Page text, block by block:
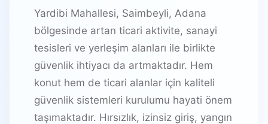
Yardibi Mahallesi, Saimbeyli, Adana
bölgesinde artan ticari aktivite, sanayi
tesisleri ve yerleşim alanları ile birlikte
güvenlik ihtiyacı da artmaktadır. Hem
konut hem de ticari alanlar için kaliteli
güvenlik sistemleri kurulumu hayati önem
taşımaktadır. Hırsızlık, izinsiz giriş, yangın